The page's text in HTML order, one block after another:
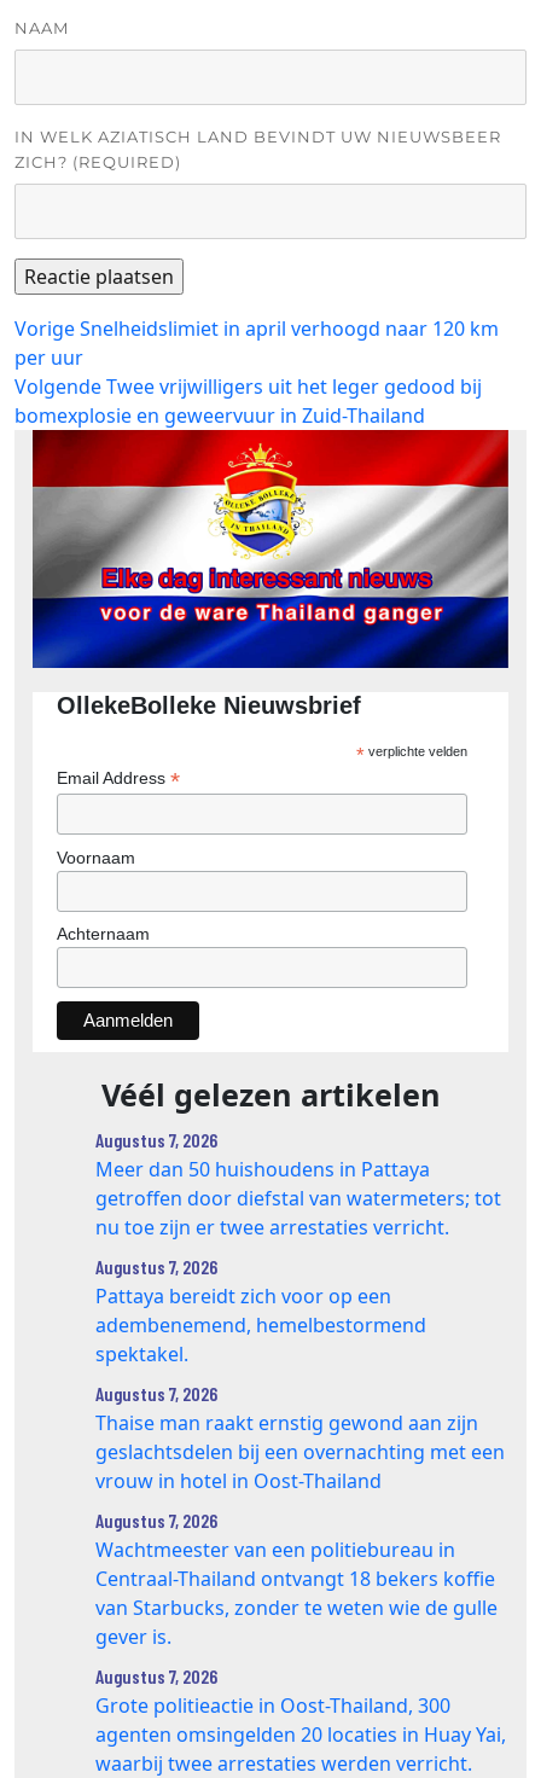
NAAM
IN WELK AZIATISCH LAND BEVINDT UW NIEUWSBEER
ZICH? (REQUIRED)
Bericht
navigatie
VorigeVorig
bericht:
Snelheidslimiet in april verhoogd naar 120 km
per uur
VolgendeVolgend
bericht:
Twee vrijwilligers uit het leger gedood bij
bomexplosie en geweervuur ​​in Zuid-Thailand
OllekeBolleke Nieuwsbrief
*verplichte velden
Email Address *
Voornaam
Achternaam
Véél gelezen artikelen
Augustus 7, 2026
Meer dan 50 huishoudens in Pattaya
getroffen door diefstal van watermeters; tot
nu toe zijn er twee arrestaties verricht.
Augustus 7, 2026
Pattaya bereidt zich voor op een
adembenemend, hemelbestormend
spektakel.
Augustus 7, 2026
Thaise man raakt ernstig gewond aan zijn
geslachtsdelen bij een overnachting met een
vrouw in hotel in Oost-Thailand
Augustus 7, 2026
Wachtmeester van een politiebureau in
Centraal-Thailand ontvangt 18 bekers koffie
van Starbucks, zonder te weten wie de gulle
gever is.
Augustus 7, 2026
Grote politieactie in Oost-Thailand, 300
agenten omsingelden 20 locaties in Huay Yai,
waarbij twee arrestaties werden verricht.